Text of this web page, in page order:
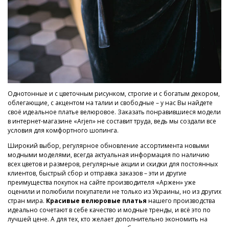
Однотонные и с цветочным рисунком, строгие и с богатым декором,
облегающие, с акцентом на талии и свободные – у нас Вы найдете
своё идеальное платье велюровое. Заказать понравившиеся модели
в интернет-магазине «Arjen» не составит труда, ведь мы создали все
условия для комфортного шопинга.
Широкий выбор, регулярное обновление ассортимента новыми
модными моделями, всегда актуальная информация по наличию
всех цветов и размеров, регулярные акции и скидки для постоянных
клиентов, быстрый сбор и отправка заказов – эти и другие
преимущества покупок на сайте производителя «Аржен» уже
оценили и полюбили покупатели не только из Украины, но из других
стран мира. Красивые велюровые платья нашего производства
идеально сочетают в себе качество и модные тренды, и всё это по
лучшей цене. А для тех, кто желает дополнительно экономить на